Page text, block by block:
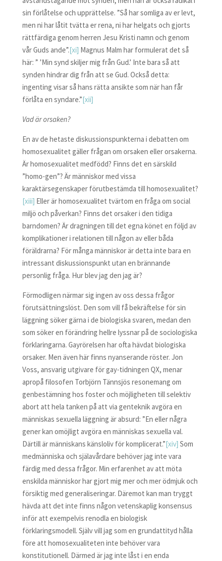
sin förlåtelse och upprättelse. ”Så har somliga av er levt,
men ni har låtit tvätta er rena, ni har helgats och gjorts
rättfärdiga genom herren Jesu Kristi namn och genom
vår Guds ande”.[xi] Magnus Malm har formulerat det så
här: ” ’Min synd skiljer mig från Gud.’ Inte bara så att
synden hindrar dig från att se Gud. Också detta:
ingenting visar så hans rätta ansikte som när han får
förlåta en syndare.”[xii]
Vad är orsaken?
En av de hetaste diskussionspunkterna i debatten om
homosexualitet gäller frågan om orsaken eller orsakerna.
Är homosexualitet medfödd? Finns det en särskild
”homo-gen”? Är människor med vissa
karaktärsegenskaper förutbestämda till homosexualitet?
[xiii] Eller är homosexualitet tvärtom en fråga om social
miljö och påverkan? Finns det orsaker i den tidiga
barndomen? Är dragningen till det egna könet en följd av
komplikationer i relationen till någon av eller båda
föräldrarna? För många människor är detta inte bara en
intressant diskussionspunkt utan en brännande
personlig fråga. Hur blev jag den jag är?
Förmodligen närmar sig ingen av oss dessa frågor
förutsättningslöst. Den som vill få bekräftelse för sin
läggning söker gärna i de biologiska svaren, medan den
som söker en förändring hellre lyssnar på de sociologiska
förklaringarna. Gayrörelsen har ofta hävdat biologiska
orsaker. Men även här finns nyanserande röster. Jon
Voss, ansvarig utgivare för gay-tidningen QX, menar
apropå filosofen Torbjörn Tännsjös resonemang om
genbestämning hos foster och möjligheten till selektiv
abort att hela tanken på att via genteknik avgöra en
människas sexuella läggning är absurd: ”En eller några
gener kan omöjligt avgöra en människas sexuella val.
Därtill är människans känsloliv för komplicerat.”[xiv] Som
medmänniska och själavårdare behöver jag inte vara
färdig med dessa frågor. Min erfarenhet av att möta
enskilda människor har gjort mig mer och mer ödmjuk och
försiktig med generaliseringar. Däremot kan man tryggt
hävda att det inte finns någon vetenskaplig konsensus
inför att exempelvis renodla en biologisk
förklaringsmodell. Själv vill jag som en grundattityd hålla
före att homosexualiteten inte behöver vara
konstitutionell. Därmed är jag inte låst i en enda